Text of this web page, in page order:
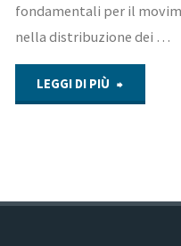
fondamentali per il
nella distribuzione dei …
LEGGI DI PIÙ "Ritrova
la